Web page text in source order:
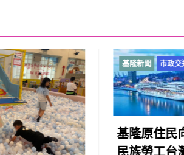
基隆新聞 市政交通
基隆原住民向市府提出「原住